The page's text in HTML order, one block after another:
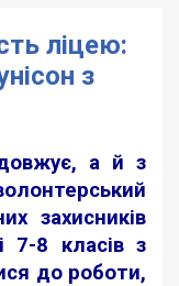
ліцею:
з
а й з
захисників
7-8 класів з
до роботи,